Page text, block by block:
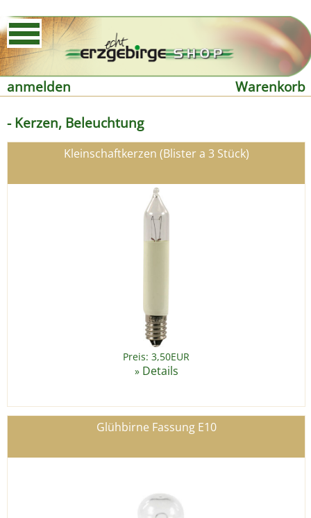
anmelden
Warenkorb
- Kerzen, Beleuchtung
Kleinschaftkerzen (Blister a 3 Stück)
Preis: 3,50EUR
» Details
Glühbirne Fassung E10